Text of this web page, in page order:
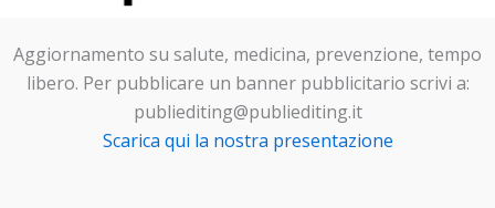
Aggiornamento su salute, medicina, prevenzione, tempo
libero. Per pubblicare un banner pubblicitario scrivi a:
publiediting@publiediting.it
Scarica qui la nostra presentazione